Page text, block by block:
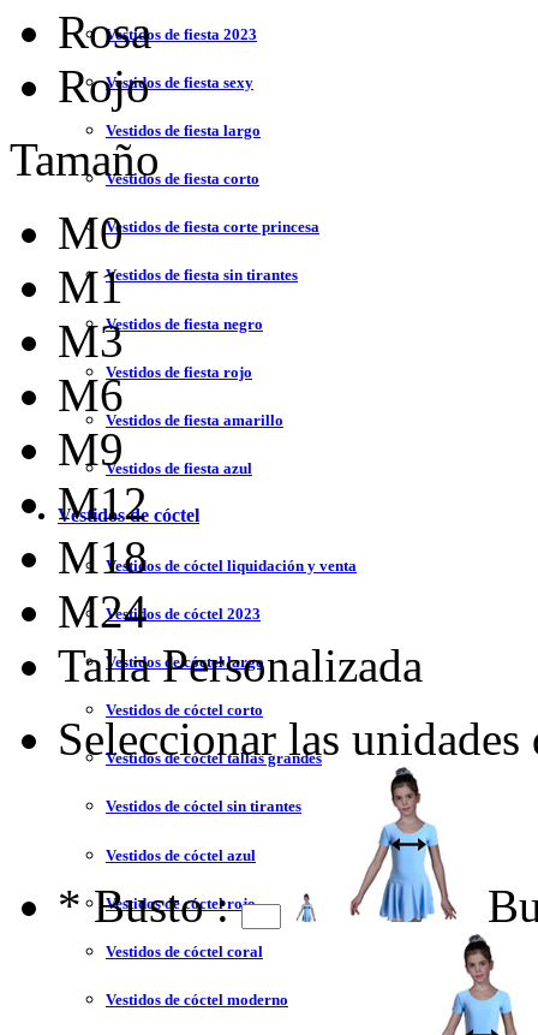
Vestidos de fiesta 2023
Vestidos de fiesta sexy
Vestidos de fiesta largo
Vestidos de fiesta corto
Vestidos de fiesta corte princesa
Vestidos de fiesta sin tirantes
Vestidos de fiesta negro
Vestidos de fiesta rojo
Vestidos de fiesta amarillo
Vestidos de fiesta azul
Vestidos de cóctel
Vestidos de cóctel liquidación y venta
Vestidos de cóctel 2023
Vestidos de cóctel largo
Vestidos de cóctel corto
Vestidos de cóctel tallas grandes
Vestidos de cóctel sin tirantes
Vestidos de cóctel azul
Vestidos de cóctel rojo
Vestidos de cóctel coral
Vestidos de cóctel moderno
Rosa
Rojo
Tamaño
M0
M1
M3
M6
M9
M12
M18
M24
Talla Personalizada
Seleccionar las
* Busto :